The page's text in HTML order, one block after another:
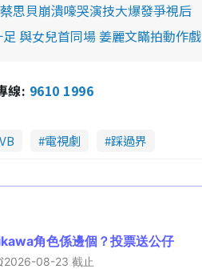
思貝崩潰嚎哭演技大爆發爭視后
與女兒首同場 姜麗文瞞拍動作戲
線: 9610 1996
電視劇 踩過界